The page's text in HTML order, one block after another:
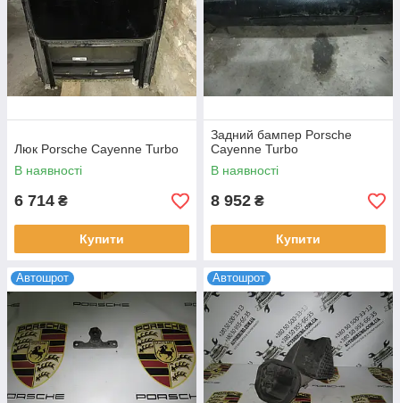
Люк Porsche Cayenne Turbo
В наявності
6 714 ₴
Купити
Задний бампер Porsche
Cayenne Turbo
В наявності
8 952 ₴
Купити
Автошрот Автошрот